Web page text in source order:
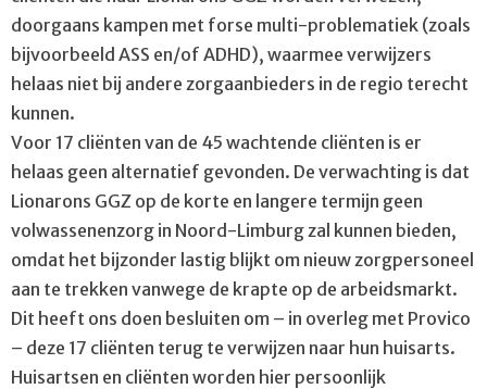
doorgaans kampen met forse multi-problematiek (zoals
bijvoorbeeld ASS en/of ADHD), waarmee verwijzers
helaas niet bij andere zorgaanbieders in de regio terecht
kunnen.
Voor 17 cliënten van de 45 wachtende cliënten is er
helaas geen alternatief gevonden. De verwachting is dat
Lionarons GGZ op de korte en langere termijn geen
volwassenenzorg in Noord-Limburg zal kunnen bieden,
omdat het bijzonder lastig blijkt om nieuw zorgpersoneel
aan te trekken vanwege de krapte op de arbeidsmarkt.
Dit heeft ons doen besluiten om – in overleg met Provico
– deze 17 cliënten terug te verwijzen naar hun huisarts.
Huisartsen en cliënten worden hier persoonlijk